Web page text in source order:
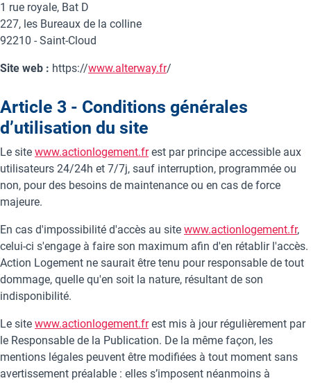
1 rue royale, Bat D
227, les Bureaux de la colline
92210 - Saint-Cloud
Site web : https://www.alterway.fr/
Article 3 - Conditions générales
d’utilisation du site
Le site www.actionlogement.frest par principe accessible aux
utilisateurs 24/24h et 7/7j, sauf interruption, programmée ou
non, pour des besoins de maintenance ou en cas de force
majeure.
En cas d'impossibilité d'accès au site www.actionlogement.fr,
celui-ci s'engage à faire son maximum afin d'en rétablir l'accès.
Action Logement ne saurait être tenu pour responsable de tout
dommage, quelle qu'en soit la nature, résultant de son
indisponibilité.
Le site www.actionlogement.frest mis à jour régulièrement par
le Responsable de la Publication. De la même façon, les
mentions légales peuvent être modifiées à tout moment sans
avertissement préalable : elles s’imposent néanmoins à